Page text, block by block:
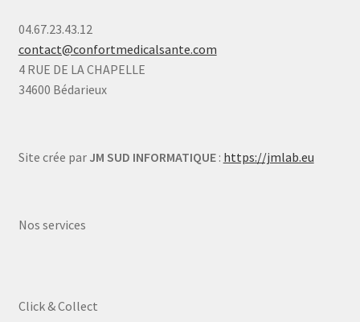
04.67.23.43.12
contact@confortmedicalsante.com
4 RUE DE LA CHAPELLE
34600 Bédarieux
Site crée par JM SUD INFORMATIQUE: https://jmlab.eu
Nos services
Click & Collect